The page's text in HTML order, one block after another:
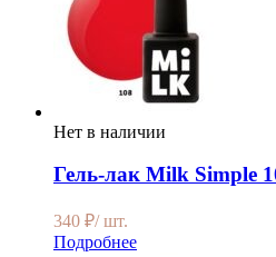
Нет в наличии
Гель-лак Milk Simple
340 ₽/ шт.
Подробнее